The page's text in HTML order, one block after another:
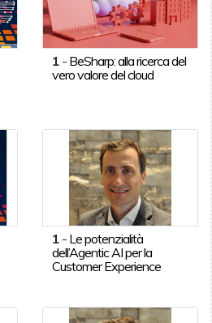
1 - BeSharp: alla ricerca del
vero valore del cloud
1 - Le potenzialità
dell’Agentic AI per la
Customer Experience